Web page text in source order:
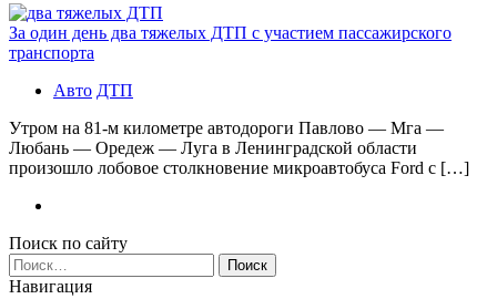
За один день два тяжелых ДТП с участием пассажирского
транспорта
Авто ДТП
Утром на 81-м километре автодороги Павлово — Мга —
Любань — Оредеж — Луга в Ленинградской области
произошло лобовое столкновение микроавтобуса Ford с […]
Поиск по сайту
Найти:
Навигация